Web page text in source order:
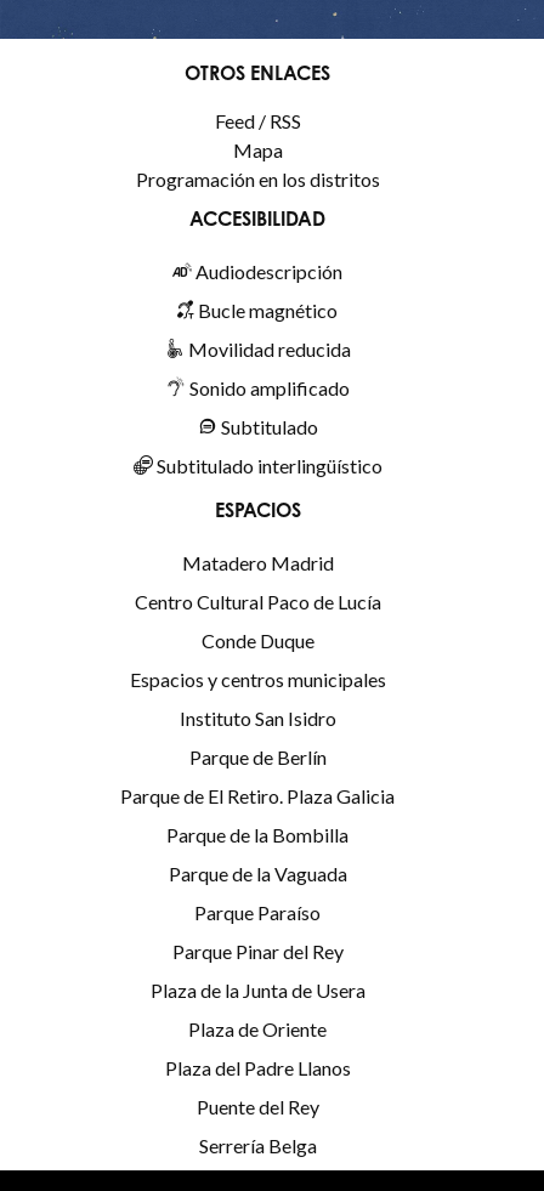
OTROS ENLACES
Feed / RSS
Mapa
Programación en los distritos
ACCESIBILIDAD
Audiodescripción
Bucle magnético
Movilidad reducida
Sonido amplificado
Subtitulado
Subtitulado interlingüístico
ESPACIOS
Matadero Madrid
Centro Cultural Paco de Lucía
Conde Duque
Espacios y centros municipales
Instituto San Isidro
Parque de Berlín
Parque de El Retiro. Plaza Galicia
Parque de la Bombilla
Parque de la Vaguada
Parque Paraíso
Parque Pinar del Rey
Plaza de la Junta de Usera
Plaza de Oriente
Plaza del Padre Llanos
Puente del Rey
Serrería Belga